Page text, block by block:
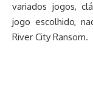
variados jogos,
jogo escolhido,
River City Ransom.